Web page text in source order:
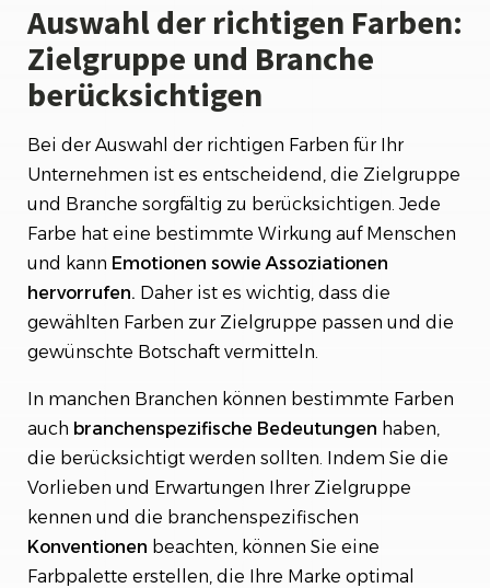
Auswahl der richtigen Farben:
Zielgruppe und Branche
berücksichtigen
Bei der Auswahl der richtigen Farben für Ihr
Unternehmen ist es entscheidend, die Zielgruppe
und Branche sorgfältig zu berücksichtigen. Jede
Farbe hat eine bestimmte Wirkung auf Menschen
und kann Emotionen sowie Assoziationen
hervorrufen. Daher ist es wichtig, dass die
gewählten Farben zur Zielgruppe passen und die
gewünschte Botschaft vermitteln.
In manchen Branchen können bestimmte Farben
auch branchenspezifische Bedeutungen haben,
die berücksichtigt werden sollten. Indem Sie die
Vorlieben und Erwartungen Ihrer Zielgruppe
kennen und die branchenspezifischen
Konventionen beachten, können Sie eine
Farbpalette erstellen, die Ihre Marke optimal